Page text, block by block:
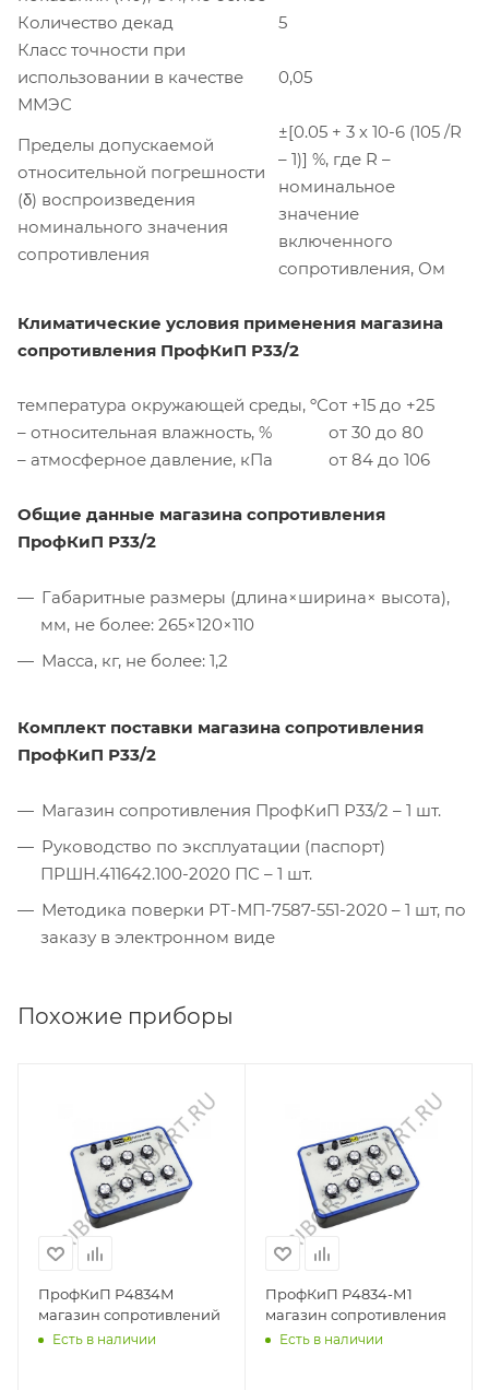
Количество декад
5
Класс точности при
использовании в качестве
ММЭС
0,05
Пределы допускаемой
относительной погрешности
(δ) воспроизведения
номинального значения
сопротивления
±[0.05 + 3 х 10-6 (105 /R
– 1)] %, где R –
номинальное
значение
включенного
сопротивления, Ом
Климатические условия применения магазина
сопротивления ПрофКиП Р33/2
температура окружающей среды, ºСот +15 до +25
– относительная влажность, %
от 30 до 80
– атмосферное давление, кПа
от 84 до 106
Общие данные магазина сопротивления
ПрофКиП Р33/2
Габаритные размеры (длина×ширина× высота),
мм, не более: 265×120×110
Масса, кг, не более: 1,2
Комплект поставки магазина сопротивления
ПрофКиП Р33/2
Магазин сопротивления ПрофКиП Р33/2 – 1 шт.
Руководство по эксплуатации (паспорт)
ПРШН.411642.100-2020 ПС – 1 шт.
Методика поверки РТ-МП-7587-551-2020 – 1 шт, по
заказу в электронном виде
Похожие приборы
ПрофКиП Р4834М
магазин сопротивлений
Есть в наличии
ПрофКиП Р4834-М1
магазин сопротивления
Есть в наличии